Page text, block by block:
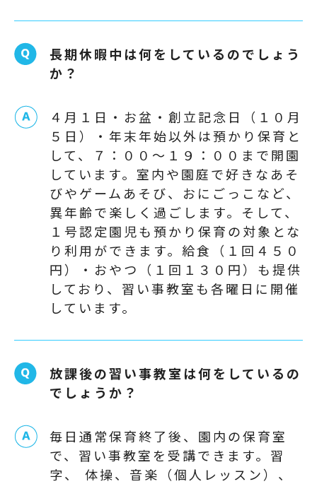
長期休暇中は何をしているのでしょう
か？
４月１日・お盆・創立記念日（１０月
５日）・年末年始以外は預かり保育と
して、７：００～１９：００まで開園
しています。室内や園庭で好きなあそ
びやゲームあそび、おにごっこなど、
異年齢で楽しく過ごします。そして、
１号認定園児も預かり保育の対象とな
り利用ができます。給食（１回４５０
円）・おやつ（１回１３０円）も提供
しており、習い事教室も各曜日に開催
しています。
放課後の習い事教室は何をしているの
でしょうか？
毎日通常保育終了後、園内の保育室
で、習い事教室を受講できます。習
字、 体操、音楽（個人レッスン）、